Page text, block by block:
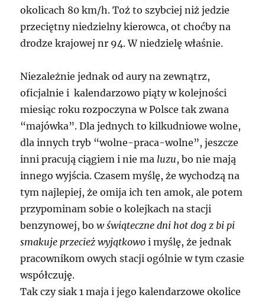
okolicach 80 km/h. Toż to szybciej niż jedzie
przeciętny niedzielny kierowca, ot choćby na
drodze krajowej nr 94. W niedzielę właśnie.
Niezależnie jednak od aury na zewnątrz,
oficjalnie i kalendarzowo piąty w kolejności
miesiąc roku rozpoczyna w Polsce tak zwana
“majówka”. Dla jednych to kilkudniowe wolne,
dla innych tryb “wolne-praca-wolne”, jeszcze
inni pracują ciągiem i nie ma luzu, bo nie mają
innego wyjścia. Czasem myślę, że wychodzą na
tym najlepiej, że omija ich ten amok, ale potem
przypominam sobie o kolejkach na stacji
benzynowej, bow świąteczne dni hot dog z bi pi
smakuje przecież wyjątkowo i myślę, że jednak
pracownikom owych stacji ogólnie w tym czasie
współczuję.
Tak czy siak 1 maja i jego kalendarzowe okolice